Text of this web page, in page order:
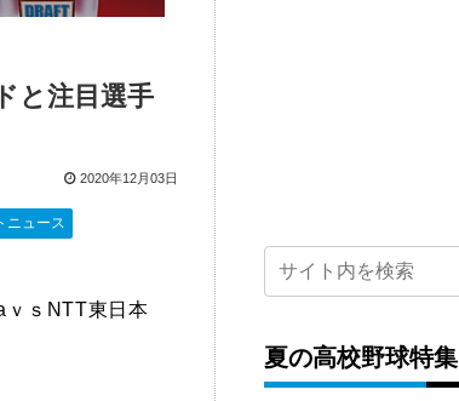
と注目選手
2020年12月03日
ニュース
ｖｓNTT東日本
夏の高校野球特集